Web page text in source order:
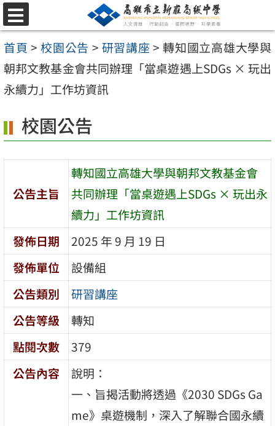
跳
至
主
要
內
區
選
單
首頁 > 校園公告 > 研習講座 > 轉知國立高雄大學與
朝邦文教基金會共同辦理「當桌遊遇上SDGs × 玩出
永續力」工作坊資訊
校園公告
公告主旨
轉知國立高雄大學與朝邦文教基金會
共同辦理「當桌遊遇上SDGs × 玩出永
續力」工作坊資訊
發佈日期
2025 年 9 月 19 日
發佈單位
設備組
公告類別
研習講座
公告等級
轉知
點閱次數
379
公告內容
說明：
一、旨揭活動將透過《2030 SDGs Ga
me》桌遊機制，深入了解聯合國永續